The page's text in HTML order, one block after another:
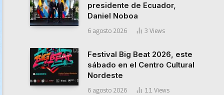
presidente de Ecuador,
Daniel Noboa
6 agosto 2026 3 Views
Festival Big Beat 2026, este
sábado en el Centro Cultural
Nordeste
6 agosto 2026 11 Views